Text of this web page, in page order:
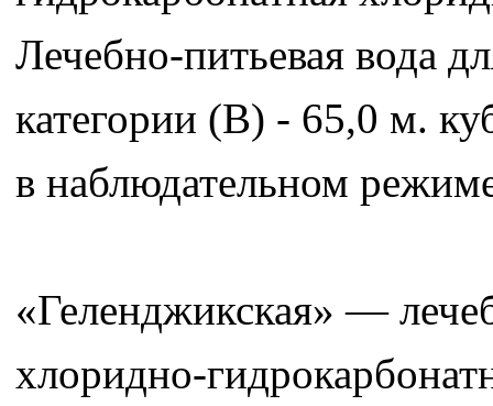
Лечебно-питьевая вода
категории (В) - 65,0 м.
в наблюдательном
«Геленджикская» —
хлоридно-